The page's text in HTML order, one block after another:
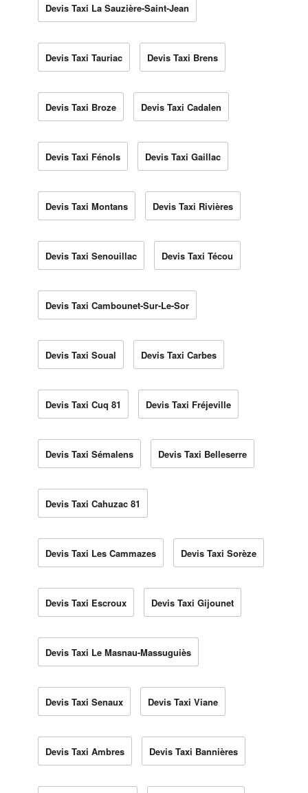
Devis Taxi La Sauzière-Saint-Jean
Devis Taxi Tauriac Devis Taxi Brens
Devis Taxi Broze Devis Taxi Cadalen
Devis Taxi Fénols Devis Taxi Gaillac
Devis Taxi Montans Devis Taxi Rivières
Devis Taxi Senouillac Devis Taxi Técou
Devis Taxi Cambounet-Sur-Le-Sor
Devis Taxi Soual Devis Taxi Carbes
Devis Taxi Cuq 81 Devis Taxi Fréjeville
Devis Taxi Sémalens Devis Taxi Belleserre
Devis Taxi Cahuzac 81
Devis Taxi Les Cammazes Devis Taxi Sorèze
Devis Taxi Escroux Devis Taxi Gijounet
Devis Taxi Le Masnau-Massuguiès
Devis Taxi Senaux Devis Taxi Viane
Devis Taxi Ambres Devis Taxi Bannières